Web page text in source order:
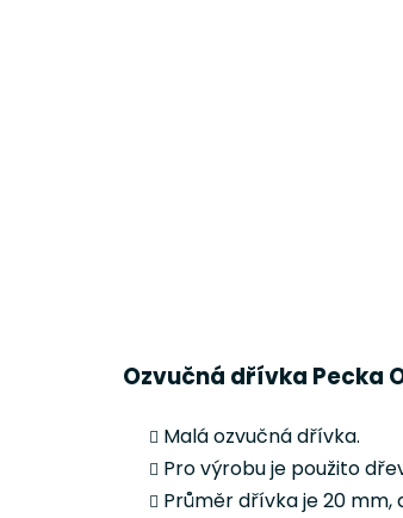
Ozvučná dřívka Pecka
Malá ozvučná dřívka.
Pro výrobu je použito
Průměr dřívka je 20 mm,